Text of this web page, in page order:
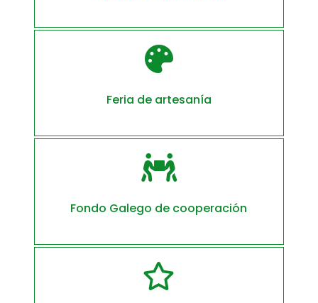

Feria de artesanía

Fondo Galego de cooperación
